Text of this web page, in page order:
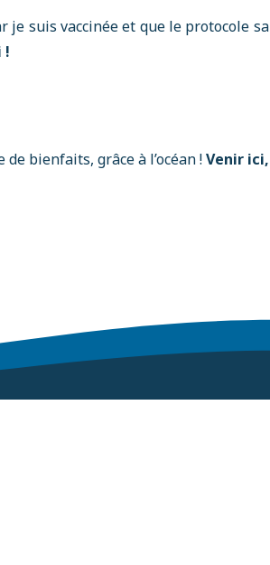
je suis vaccinée et que le protocole
!
bienfaits, grâce à l’océan !Venir